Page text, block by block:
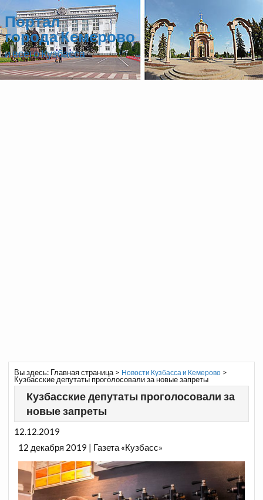
Портал
города Кемерово
и всего Кузбасса
Вы здесь: Главная страница> Новости Кузбасса и Кемерово>
Кузбасские депутаты проголосовали за новые запреты
Кузбасские депутаты проголосовали за
новые запреты
12.12.2019
12 декабря 2019 | Газета «Кузбасс»